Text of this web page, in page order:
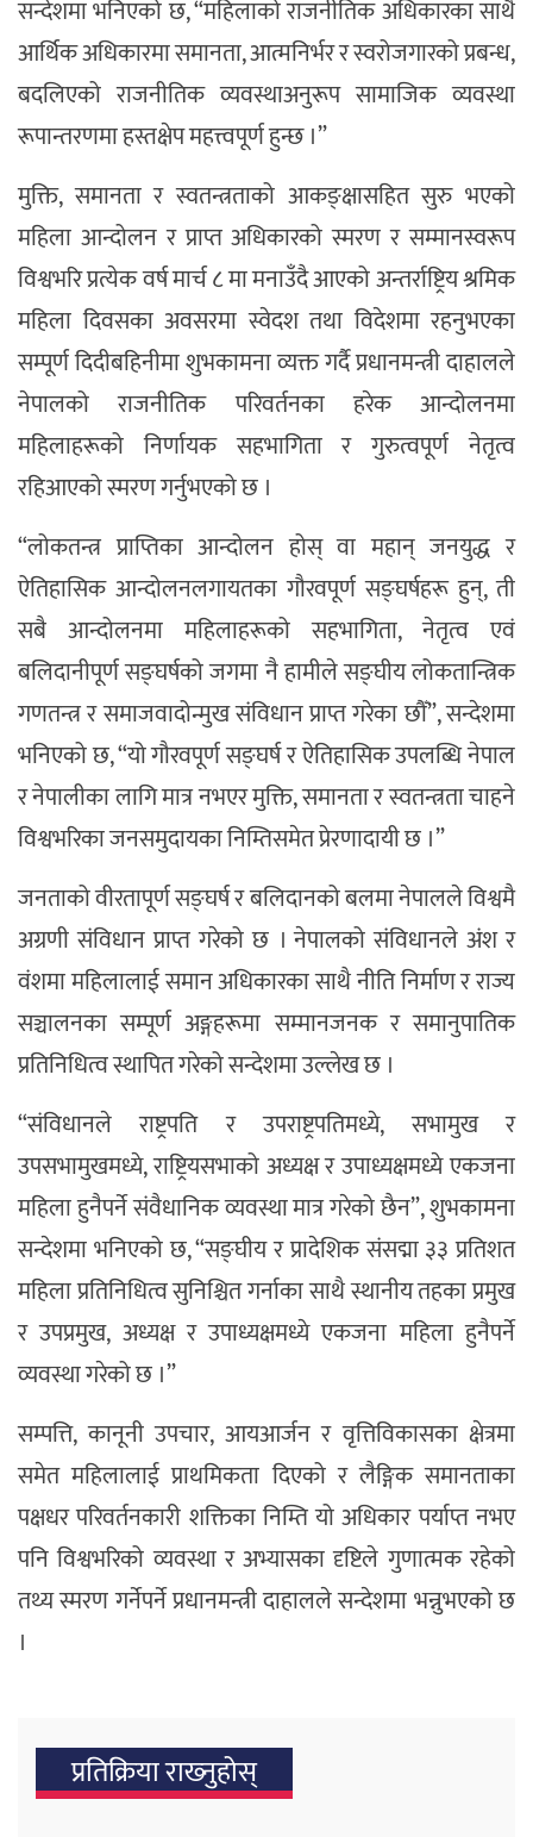
सन्देशमा भनिएको छ, “महिलाको राजनीतिक अधिकारका साथै
आर्थिक अधिकारमा समानता, आत्मनिर्भर र स्वरोजगारको प्रबन्ध,
बदलिएको राजनीतिक व्यवस्थाअनुरूप सामाजिक व्यवस्था
रूपान्तरणमा हस्तक्षेप महत्त्वपूर्ण हुन्छ ।”
मुक्ति, समानता र स्वतन्त्रताको आकङ्क्षासहित सुरु भएको
महिला आन्दोलन र प्राप्त अधिकारको स्मरण र सम्मानस्वरूप
विश्वभरि प्रत्येक वर्ष मार्च ८ मा मनाउँदै आएको अन्तर्राष्ट्रिय श्रमिक
महिला दिवसका अवसरमा स्वेदश तथा विदेशमा रहनुभएका
सम्पूर्ण दिदीबहिनीमा शुभकामना व्यक्त गर्दै प्रधानमन्त्री दाहालले
नेपालको राजनीतिक परिवर्तनका हरेक आन्दोलनमा
महिलाहरूको निर्णायक सहभागिता र गुरुत्वपूर्ण नेतृत्व
रहिआएको स्मरण गर्नुभएको छ ।
“लोकतन्त्र प्राप्तिका आन्दोलन होस् वा महान् जनयुद्ध र
ऐतिहासिक आन्दोलनलगायतका गौरवपूर्ण सङ्घर्षहरू हुन्, ती
सबै आन्दोलनमा महिलाहरूको सहभागिता, नेतृत्व एवं
बलिदानीपूर्ण सङ्घर्षको जगमा नै हामीले सङ्घीय लोकतान्त्रिक
गणतन्त्र र समाजवादोन्मुख संविधान प्राप्त गरेका छौँ”, सन्देशमा
भनिएको छ, “यो गौरवपूर्ण सङ्घर्ष र ऐतिहासिक उपलब्धि नेपाल
र नेपालीका लागि मात्र नभएर मुक्ति, समानता र स्वतन्त्रता चाहने
विश्वभरिका जनसमुदायका निम्तिसमेत प्रेरणादायी छ ।”
जनताको वीरतापूर्ण सङ्घर्ष र बलिदानको बलमा नेपालले विश्वमै
अग्रणी संविधान प्राप्त गरेको छ । नेपालको संविधानले अंश र
वंशमा महिलालाई समान अधिकारका साथै नीति निर्माण र राज्य
सञ्चालनका सम्पूर्ण अङ्गहरूमा सम्मानजनक र समानुपातिक
प्रतिनिधित्व स्थापित गरेको सन्देशमा उल्लेख छ ।
“संविधानले राष्ट्रपति र उपराष्ट्रपतिमध्ये, सभामुख र
उपसभामुखमध्ये, राष्ट्रियसभाको अध्यक्ष र उपाध्यक्षमध्ये एकजना
महिला हुनैपर्ने संवैधानिक व्यवस्था मात्र गरेको छैन”, शुभकामना
सन्देशमा भनिएको छ, “सङ्घीय र प्रादेशिक संसद्मा ३३ प्रतिशत
महिला प्रतिनिधित्व सुनिश्चित गर्नाका साथै स्थानीय तहका प्रमुख
र उपप्रमुख, अध्यक्ष र उपाध्यक्षमध्ये एकजना महिला हुनैपर्ने
व्यवस्था गरेको छ ।”
सम्पत्ति, कानूनी उपचार, आयआर्जन र वृत्तिविकासका क्षेत्रमा
समेत महिलालाई प्राथमिकता दिएको र लैङ्गिक समानताका
पक्षधर परिवर्तनकारी शक्तिका निम्ति यो अधिकार पर्याप्त नभए
पनि विश्वभरिको व्यवस्था र अभ्यासका दृष्टिले गुणात्मक रहेको
तथ्य स्मरण गर्नेपर्ने प्रधानमन्त्री दाहालले सन्देशमा भन्नुभएको छ
।
प्रतिक्रिया राख्‍नुहोस्